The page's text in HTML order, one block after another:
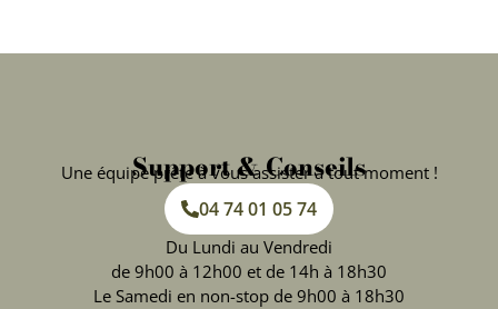
Support & Conseils
Une équipe prête à vous assister à tout moment !
04 74 01 05 74
Du Lundi au Vendredi
de 9h00 à 12h00 et de 14h à 18h30
Le Samedi en non-stop de 9h00 à 18h30